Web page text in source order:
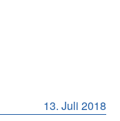
13. Juli 2018